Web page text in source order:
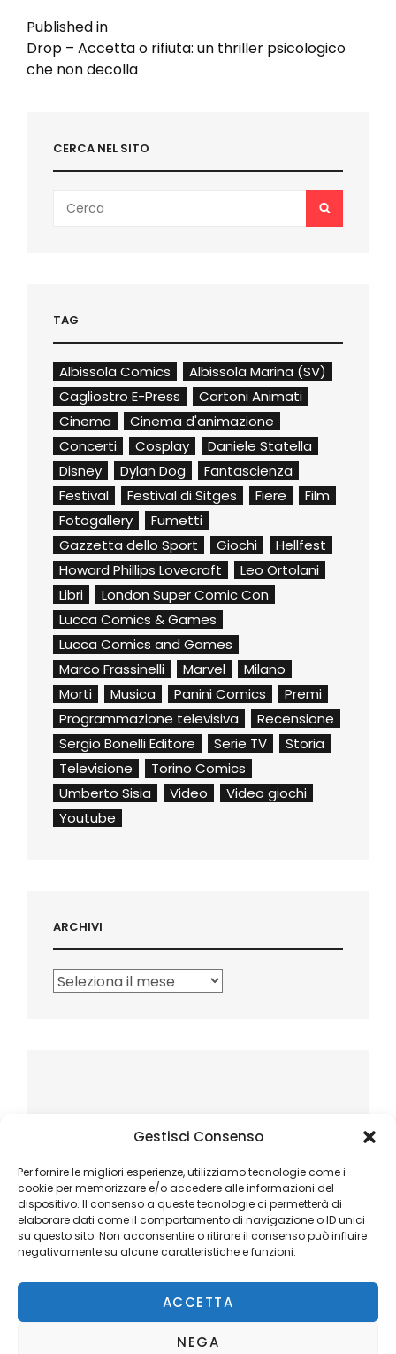
Gestisci Consenso
Per fornire le migliori esperienze, utilizziamo tecnologie come i
cookie per memorizzare e/o accedere alle informazioni del
dispositivo. Il consenso a queste tecnologie ci permetterà di
elaborare dati come il comportamento di navigazione o ID unici
su questo sito. Non acconsentire o ritirare il consenso può influire
negativamente su alcune caratteristiche e funzioni.
ACCETTA
NEGA
Navigazione
articoli
Published in
Drop – Accetta o rifiuta: un thriller psicologico
che non decolla
CERCA NEL SITO
for:
SEARCH
TAG
Albissola Comics
Albissola Marina (SV)
Cagliostro E-Press
Cartoni Animati
Cinema
Cinema d'animazione
Concerti
Cosplay
Daniele Statella
Disney
Dylan Dog
Fantascienza
Festival
Festival di Sitges Fiere
Film
Fotogallery
Fumetti
Gazzetta dello Sport
Giochi
Hellfest
Howard Phillips Lovecraft
Leo Ortolani
Libri
London Super Comic Con
Lucca Comics & Games
Lucca Comics and Games
Marco Frassinelli
Marvel
Milano
Morti
Musica Panini Comics
Premi
Programmazione televisiva
Recensione
Sergio Bonelli Editore
Serie TV
Storia
Televisione
Torino Comics
Umberto Sisia
Video
Video giochi
Youtube
ARCHIVI
Archivi